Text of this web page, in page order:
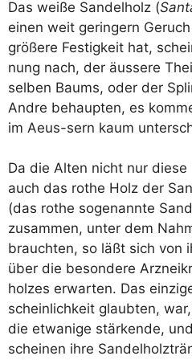
Das wei­ße San­del­holz (
einen weit gerin­gern
grö­ße­re Fes­tig­keit hat,
nung nach, der äus­se­re
sel­ben Baums, oder der
And­re behaup­ten, es
im Aeus-sern kaum
Da die Alten nicht nur
auch das rothe Holz der
(das rothe soge­nann­te
zusam­men, unter dem
brauch­ten, so läßt sich von
über die beson­de­re
hol­zes erwar­ten. Das
schein­lich­keit glaub­ten,
die etwa­ni­ge stär­ken­de,
schei­nen ihre